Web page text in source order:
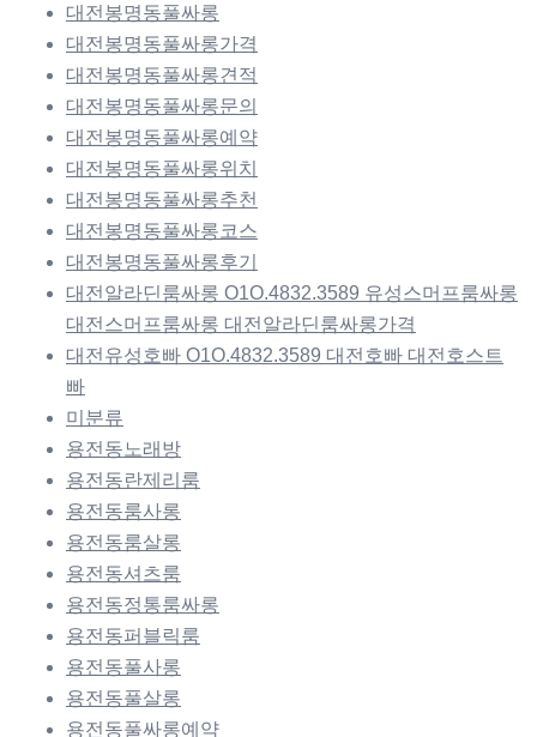
대전봉명동풀싸롱
대전봉명동풀싸롱가격
대전봉명동풀싸롱견적
대전봉명동풀싸롱문의
대전봉명동풀싸롱예약
대전봉명동풀싸롱위치
대전봉명동풀싸롱추천
대전봉명동풀싸롱코스
대전봉명동풀싸롱후기
대전알라딘룸싸롱 O1O.4832.3589 유성스머프룸싸롱
대전스머프룸싸롱 대전알라딘룸싸롱가격
대전유성호빠 O1O.4832.3589 대전호빠 대전호스트
빠
미분류
용전동노래방
용전동란제리룸
용전동룸사롱
용전동룸살롱
용전동셔츠룸
용전동정통룸싸롱
용전동퍼블릭룸
용전동풀사롱
용전동풀살롱
용전동풀싸롱예약